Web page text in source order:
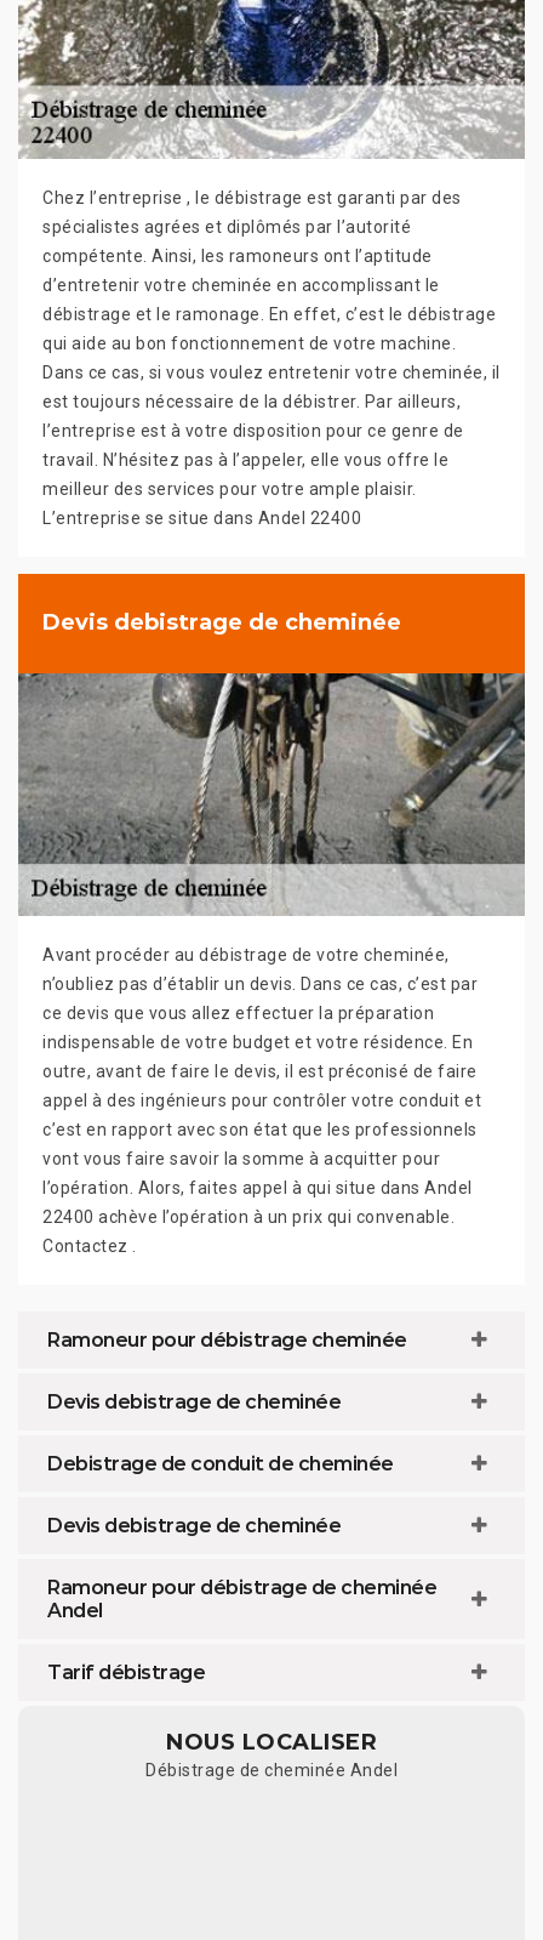
Chez l’entreprise , le débistrage est garanti par des
spécialistes agrées et diplômés par l’autorité
compétente. Ainsi, les ramoneurs ont l’aptitude
d’entretenir votre cheminée en accomplissant le
débistrage et le ramonage. En effet, c’est le débistrage
qui aide au bon fonctionnement de votre machine.
Dans ce cas, si vous voulez entretenir votre cheminée, il
est toujours nécessaire de la débistrer. Par ailleurs,
l’entreprise est à votre disposition pour ce genre de
travail. N’hésitez pas à l’appeler, elle vous offre le
meilleur des services pour votre ample plaisir.
L’entreprise se situe dans Andel 22400
Devis debistrage de cheminée
Avant procéder au débistrage de votre cheminée,
n’oubliez pas d’établir un devis. Dans ce cas, c’est par
ce devis que vous allez effectuer la préparation
indispensable de votre budget et votre résidence. En
outre, avant de faire le devis, il est préconisé de faire
appel à des ingénieurs pour contrôler votre conduit et
c’est en rapport avec son état que les professionnels
vont vous faire savoir la somme à acquitter pour
l’opération. Alors, faites appel à qui situe dans Andel
22400 achève l’opération à un prix qui convenable.
Contactez .
Ramoneur pour débistrage cheminée
Devis debistrage de cheminée
Debistrage de conduit de cheminée
Devis debistrage de cheminée
Ramoneur pour débistrage de cheminée
Andel
Tarif débistrage
NOUS LOCALISER
Débistrage de cheminée Andel